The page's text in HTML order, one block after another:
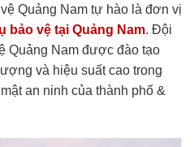
Quảng Nam tự hào là đơn vị
bảo vệ tại Quảng Nam. Đội
Quảng Nam được đào tạo
và hiệu suất cao trong
an ninh của thành phố &